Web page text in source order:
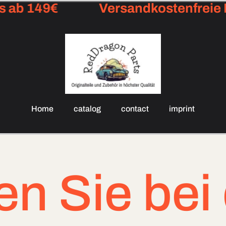
149€ Versandkostenfreie
Home catalog contact imprint